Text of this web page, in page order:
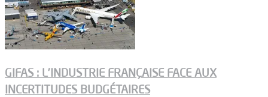
GIFAS : L’INDUSTRIE FRANÇAISE FACE AUX
INCERTITUDES BUDGÉTAIRES